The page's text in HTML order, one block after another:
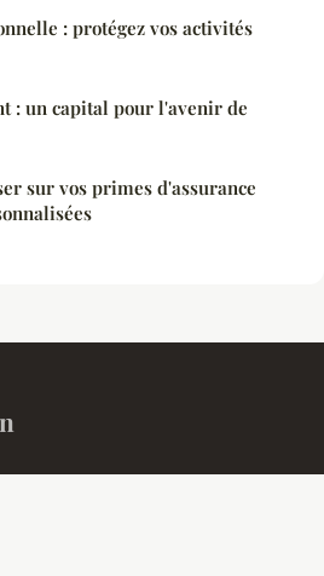
: protégez vos activités
: un capital pour l'avenir de
sur vos primes d'assurance